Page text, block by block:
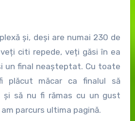
și, deși are numai 230 de
citi repede, veți găsi în ea
un final neașteptat. Cu toate
plăcut măcar ca finalul să
și să nu fi rămas cu un gust
parcurs ultima pagină.